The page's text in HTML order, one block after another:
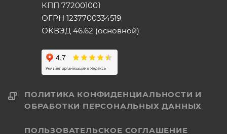
КПП 772001001
ОГРН 1237700334519
ОКВЭД 46.62 (основной)
ПОЛИТИКА КОНФИДЕНЦИАЛЬНОСТИ И
ОБРАБОТКИ ПЕРСОНАЛЬНЫХ ДАННЫХ
ПОЛЬЗОВАТЕЛЬСКОЕ СОГЛАШЕНИЕ